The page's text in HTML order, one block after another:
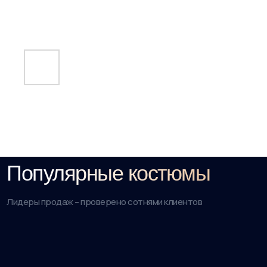
Популярные костюмы
Лидеры продаж – проверено сотнями клиентов